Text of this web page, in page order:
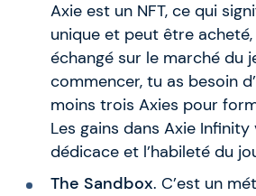
Axie est un NFT, ce qui
unique et peut être acheté,
échangé sur le marché du
commencer, tu as besoin
moins trois Axies pour
Les gains dans Axie
dédicace et l’habileté du
The Sandbox. C’est un